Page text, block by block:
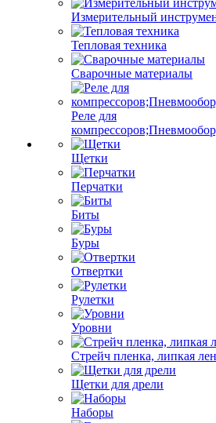
Измерительный
Тепловая техника
Сварочные материалы
Реле для
Щетки
Перчатки
Биты
Буры
Отвертки
Рулетки
Уровни
Стрейч пленка, липкая
Щетки для дрели
Наборы